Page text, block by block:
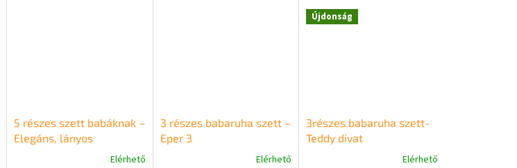
5 részes szett babáknak –
Elegáns, lányos
Elérhető
3 részes babaruha szett –
Eper 3
Elérhető
Újdonság
3részes babaruha szett-
Teddy divat
Elérhető